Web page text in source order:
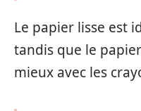
Le papier lisse est
tandis que le
mieux avec les